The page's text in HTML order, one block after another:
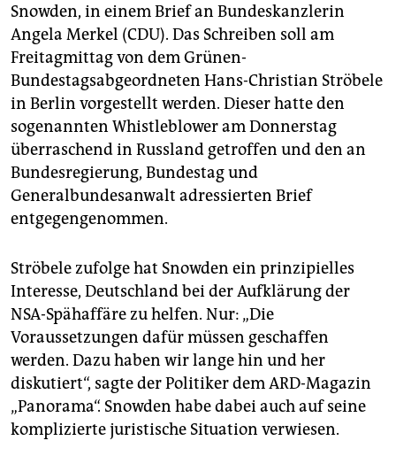
unterstützen
abo
genossenschaft
epaper login
Snowden, in einem Brief an Bundeskanzlerin
Angela Merkel (CDU). Das Schreiben soll am
Freitagmittag von dem Grünen-
Bundestagsabgeordneten Hans-Christian Ströbele
in Berlin vorgestellt werden. Dieser hatte den
sogenannten Whistleblower am Donnerstag
überraschend in Russland getroffen und den an
Bundesregierung, Bundestag und
Generalbundesanwalt adressierten Brief
entgegengenommen.
Ströbele zufolge hat Snowden ein prinzipielles
Interesse, Deutschland bei der Aufklärung der
NSA-Spähaffäre zu helfen. Nur: „Die
Voraussetzungen dafür müssen geschaffen
werden. Dazu haben wir lange hin und her
diskutiert“, sagte der Politiker dem ARD-Magazin
„Panorama“. Snowden habe dabei auch auf seine
komplizierte juristische Situation verwiesen.